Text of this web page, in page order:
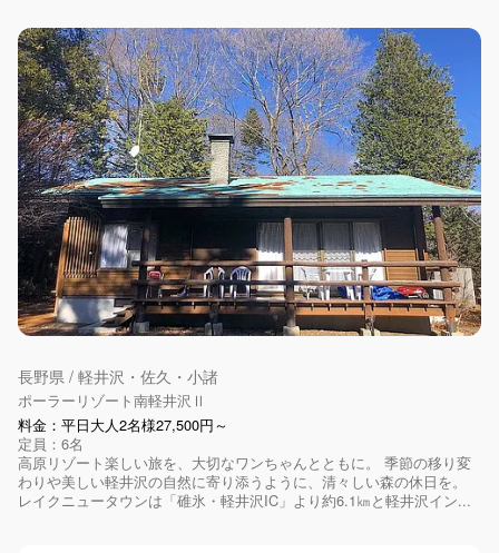
長野県 / 軽井沢・佐久・小諸
ポーラーリゾート南軽井沢Ⅱ
料金：平日大人2名様27,500円～
定員：6名
高原リゾート楽しい旅を、大切なワンちゃんとともに。 季節の移り変
わりや美しい軽井沢の自然に寄り添うように、清々しい森の休日を。
レイクニュータウンは「碓氷・軽井沢IC」より約6.1㎞と軽井沢イン...